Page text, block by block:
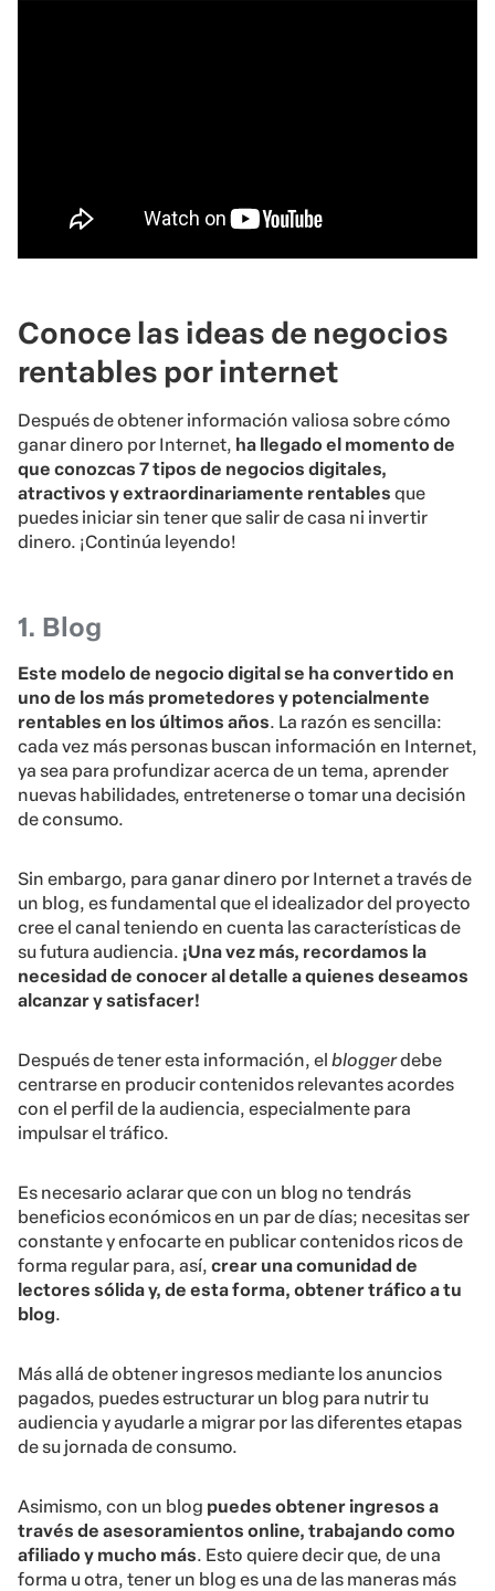
Conoce las ideas de negocios
rentables por internet
Después de obtener información valiosa sobre cómo
ganar dinero por Internet, ha llegado el momento de
que conozcas 7 tipos de negocios digitales,
atractivos y extraordinariamente rentables que
puedes iniciar sin tener que salir de casa ni invertir
dinero. ¡Continúa leyendo!
1. Blog
Este modelo de negocio digital se ha convertido en
uno de los más prometedores y potencialmente
rentables en los últimos años. La razón es sencilla:
cada vez más personas buscan información en Internet,
ya sea para profundizar acerca de un tema, aprender
nuevas habilidades, entretenerse o tomar una decisión
de consumo.
Sin embargo, para ganar dinero por Internet a través de
un blog, es fundamental que el idealizador del proyecto
cree el canal teniendo en cuenta las características de
su futura audiencia. ¡Una vez más, recordamos la
necesidad de conocer al detalle a quienes deseamos
alcanzar y satisfacer!
Después de tener esta información, el bloggerdebe
centrarse en producir contenidos relevantes acordes
con el perfil de la audiencia, especialmente para
impulsar el tráfico.
Es necesario aclarar que con un blog no tendrás
beneficios económicos en un par de días; necesitas ser
constante y enfocarte en publicar contenidos ricos de
forma regular para, así, crear una comunidad de
lectores sólida y, de esta forma, obtener tráfico a tu
blog.
Más allá de obtener ingresos mediante los anuncios
pagados, puedes estructurar un blog para nutrir tu
audiencia y ayudarle a migrar por las diferentes etapas
de su jornada de consumo.
Asimismo, con un blog puedes obtener ingresos a
través de asesoramientos online, trabajando como
afiliado y mucho más. Esto quiere decir que, de una
forma u otra, tener un blog es una de las maneras más